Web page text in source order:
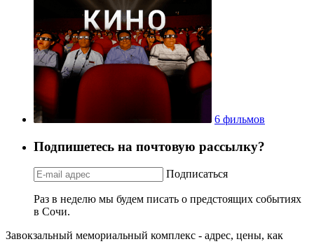
6 фильмов
Подпишетесь на почтовую рассылку?
Подписаться
Раз в неделю мы будем писать о предстоящих событиях
в Сочи.
Завокзальный мемориальный комплекс - адрес, цены, как